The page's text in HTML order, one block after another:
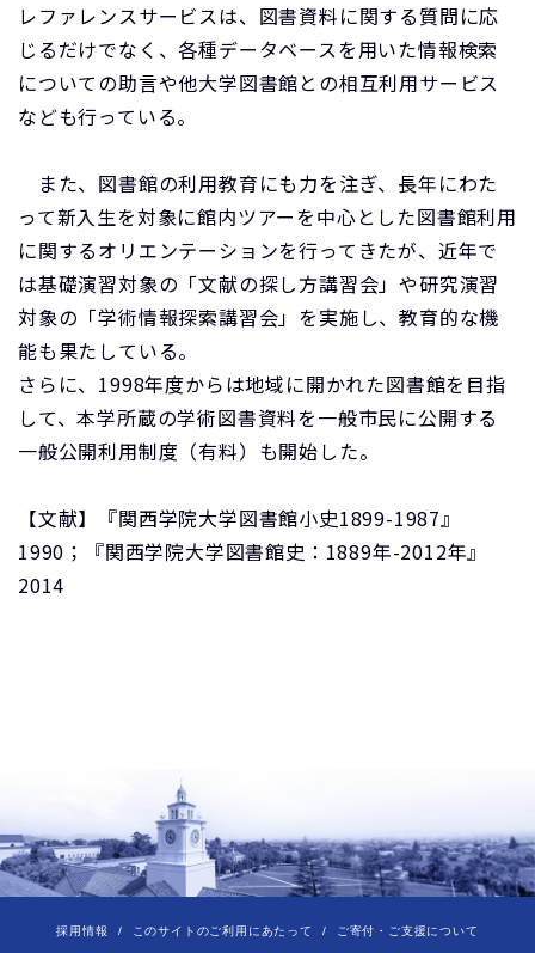
レファレンスサービスは、図書資料に関する質問に応
じるだけでなく、各種データベースを用いた情報検索
についての助言や他大学図書館との相互利用サービス
なども行っている。
また、図書館の利用教育にも力を注ぎ、長年にわた
って新入生を対象に館内ツアーを中心とした図書館利用
に関するオリエンテーションを行ってきたが、近年で
は基礎演習対象の「文献の探し方講習会」や研究演習
対象の「学術情報探索講習会」を実施し、教育的な機
能も果たしている。
さらに、1998年度からは地域に開かれた図書館を目指
して、本学所蔵の学術図書資料を一般市民に公開する
一般公開利用制度（有料）も開始した。
【文献】『関西学院大学図書館小史1899-1987』
1990；『関西学院大学図書館史：1889年-2012年』
2014
採用情報 このサイトのご利用にあたって ご寄付・ご支援について